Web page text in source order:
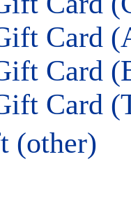
Card
Card
Card
(other)